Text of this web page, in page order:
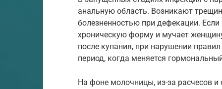
анальную область. Возникают
болезненностью при дефекации.
хроническую форму и мучает
после купания, при нарушении
период, когда меняется
На фоне молочницы, из-за расчесов